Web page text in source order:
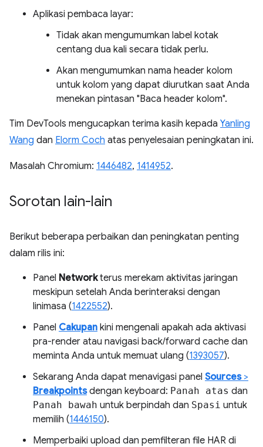
Aplikasi pembaca layar:
Tidak akan mengumumkan label kotak
centang dua kali secara tidak perlu.
Akan mengumumkan nama header kolom
untuk kolom yang dapat diurutkan saat Anda
menekan pintasan "Baca header kolom".
Tim DevTools mengucapkan terima kasih kepada Yanling
Wang dan Elorm Coch atas penyelesaian peningkatan ini.
Masalah Chromium: 1446482, 1414952.
Sorotan lain-lain
Berikut beberapa perbaikan dan peningkatan penting
dalam rilis ini:
Panel Networkterus merekam aktivitas jaringan
meskipun setelah Anda berinteraksi dengan
linimasa (1422552).
Panel Cakupan kini mengenali apakah ada aktivasi
pra-render atau navigasi back/forward cache dan
meminta Anda untuk memuat ulang (1393057).
Sekarang Anda dapat menavigasi panel Sources>
Breakpointsdengan keyboard: Panah atas dan
Panah bawah untuk berpindah dan Spasi untuk
memilih (1446150).
Memperbaiki upload dan pemfilteran file HAR di